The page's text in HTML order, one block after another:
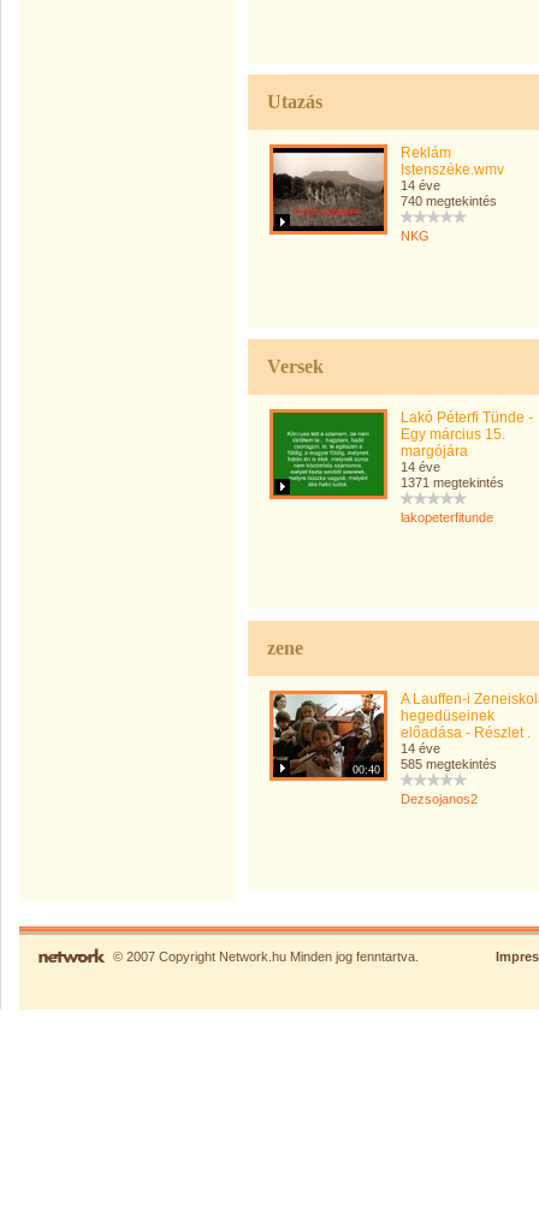
Utazás
Reklám
Istenszéke.wmv
14 éve
740 megtekintés
NKG
Versek
Lakó Péterfi Tünde -
Egy március 15.
margójára
14 éve
1371 megtekintés
lakopeterfitunde
zene
00:40
A Lauffen-i
hegedüseinek
előadása - Részlet .
14 éve
585 megtekintés
Dezsojanos2
© 2007 Copyright Network.hu Minden jog fenntartva.